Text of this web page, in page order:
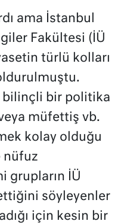
ama İstanbul
Fakültesi (İÜ
türlü kolları
bilinçli bir politika
müfettiş vb.
kolay olduğu
nüfuz
grupların İÜ
söyleyenler
için kesin bir